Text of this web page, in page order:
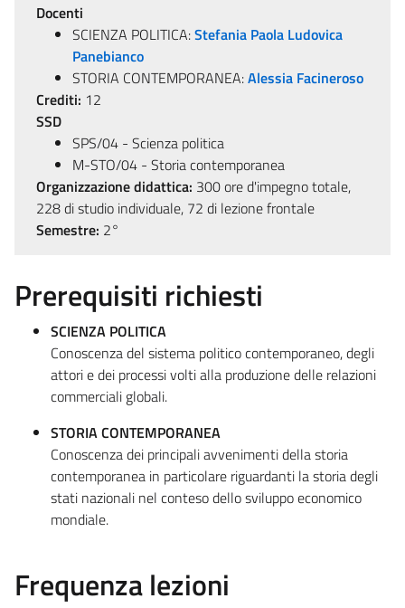
Docenti
SCIENZA POLITICA:Stefania Paola Ludovica
Panebianco
STORIA CONTEMPORANEA:Alessia Facineroso
Crediti: 12
SSD
SPS/04 - Scienza politica
M-STO/04 - Storia contemporanea
Organizzazione didattica: 300 ore d'impegno totale,
228 di studio individuale, 72 di lezione frontale
Semestre: 2°
Prerequisiti richiesti
SCIENZA POLITICA
Conoscenza del sistema politico contemporaneo, degli
attori e dei processi volti alla produzione delle relazioni
commerciali globali.
STORIA CONTEMPORANEA
Conoscenza dei principali avvenimenti della storia
contemporanea in particolare riguardanti la storia degli
stati nazionali nel conteso dello sviluppo economico
mondiale.
Frequenza lezioni